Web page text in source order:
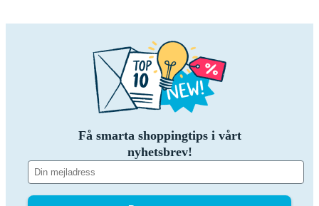
Få smarta shoppingtips i vårt
nyhetsbrev!